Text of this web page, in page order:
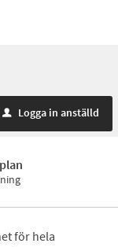
u Logga in anställd
för hela